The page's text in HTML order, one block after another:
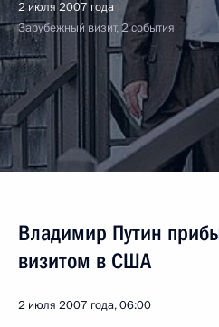
2 июля 2007 года
Зарубежный визит, 2 события
Владимир Путин
визитом в США
2 июля 2007 года, 06:00